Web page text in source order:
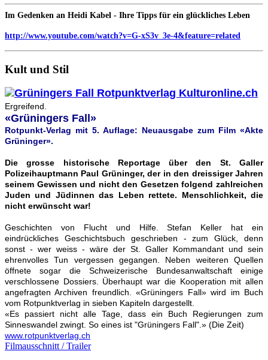
Im Gedenken an Heidi Kabel - Ihre Tipps für ein glückliches Leben
http://www.youtube.com/watch?v=G-xS3v_3e-4&feature=related
Kult und Stil
Ergreifend.
«Grüningers Fall»
Rotpunkt-Verlag mit 5. Auflage: Neuausgabe zum Film «Akte
Grüninger».
Die grosse historische Reportage über den St. Galler
Polizeihauptmann Paul Grüninger, der in den dreissiger Jahren
seinem Gewissen und nicht den Gesetzen folgend zahlreichen
Juden und Jüdinnen das Leben rettete. Menschlichkeit, die
nicht erwünscht war!
Geschichten von Flucht und Hilfe. Stefan Keller hat ein
eindrückliches Geschichtsbuch geschrieben - zum Glück, denn
sonst - wer weiss - wäre der St. Galler Kommandant und sein
ehrenvolles Tun vergessen gegangen. Neben weiteren Quellen
öffnete sogar die Schweizerische Bundesanwaltschaft einige
verschlossene Dossiers. Überhaupt war die Kooperation mit allen
angefragten Archiven freundlich. «Grüningers Fall» wird im Buch
vom Rotpunktverlag in sieben Kapiteln dargestellt.
«Es passiert nicht alle Tage, dass ein Buch Regierungen zum
Sinneswandel zwingt. So eines ist "Grüningers Fall".» (Die Zeit)
www.rotpunktverlag.ch
Filmausschnitt / Trailer